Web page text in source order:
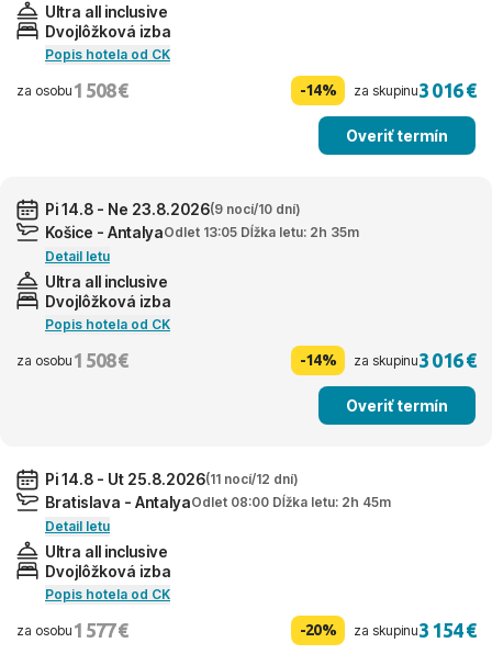
Ultra all inclusive
Dvojlôžková izba
Popis hotela od CK
za osobu 1 508 € -14% za skupinu3 016 €
Overiť termín
Pi 14.8 - Ne 23.8.2026(9 nocí/10 dní)
Košice - AntalyaOdlet 13:05 Dĺžka letu: 2h 35m
Detail letu
Ultra all inclusive
Dvojlôžková izba
Popis hotela od CK
za osobu 1 508 € -14% za skupinu3 016 €
Overiť termín
Pi 14.8 - Ut 25.8.2026(11 nocí/12 dní)
Bratislava - AntalyaOdlet 08:00 Dĺžka letu: 2h 45m
Detail letu
Ultra all inclusive
Dvojlôžková izba
Popis hotela od CK
za osobu 1 577 € -20% za skupinu3 154 €